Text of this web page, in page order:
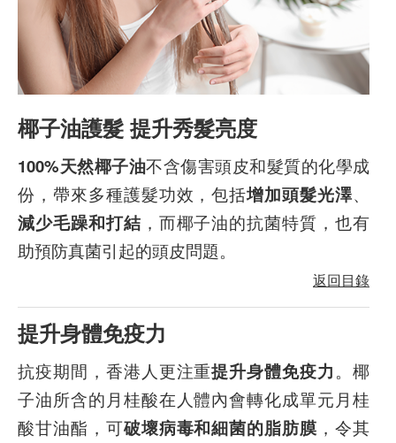
椰子油護髮 提升秀髮亮度
100%天然椰子油不含傷害頭皮和髮質的化學成
份，帶來多種護髮功效，包括增加頭髮光澤、
減少毛躁和打結 ，而椰子油的抗菌特質，也有
助預防真菌引起的頭皮問題。
返回目錄
提升身體免疫力
抗疫期間，香港人更注重提升身體免疫力。椰
子油所含的月桂酸在人體內會轉化成單元月桂
酸甘油酯，可破壞病毒和細菌的脂肪膜 ，令其